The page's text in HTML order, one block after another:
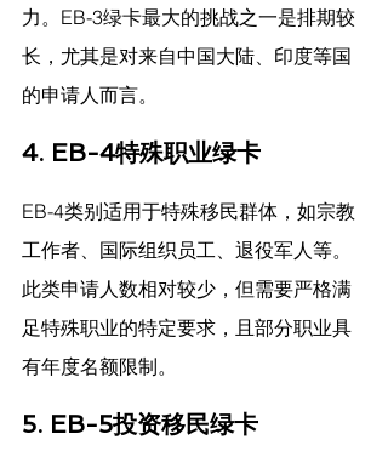
力。EB-3绿卡最大的挑战之一是排期较
长，尤其是对来自中国大陆、印度等国
的申请人而言。
4. EB-4特殊职业绿卡
EB-4类别适用于特殊移民群体，如宗教
工作者、国际组织员工、退役军人等。
此类申请人数相对较少，但需要严格满
足特殊职业的特定要求，且部分职业具
有年度名额限制。
5. EB-5投资移民绿卡